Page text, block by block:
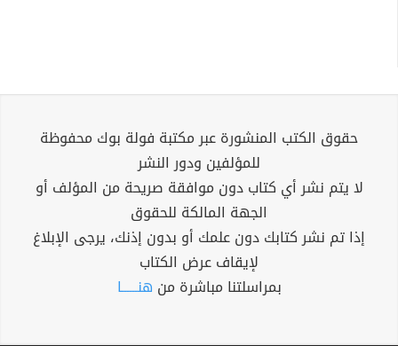
حقوق الكتب المنشورة عبر مكتبة فولة بوك محفوظة
للمؤلفين ودور النشر
لا يتم نشر أي كتاب دون موافقة صريحة من المؤلف أو
الجهة المالكة للحقوق
إذا تم نشر كتابك دون علمك أو بدون إذنك، يرجى الإبلاغ
لإيقاف عرض الكتاب
بمراسلتنا مباشرة من هنــــــا